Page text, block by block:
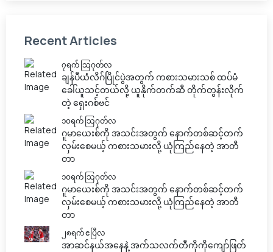
Recent Articles
၇ရက် သြဂုတ်လ
ချန်ပီယံလိဂ်ပြိုင်ပွဲအတွက် ကစားသမားသစ် ထပ်မံ
ခေါ်ယူသင့်တယ်လို့ ယူနိုက်တက်ဆီ တိုက်တွန်းလိုက်
တဲ့ ရှေးဂစ်ဗင်
၁၀ရက် သြဂုတ်လ
ဂူမာယေးစ်ကို အသင်းအတွက် နောက်တစ်ဆင့်တက်
လှမ်းစေမယ့် ကစားသမားလို့ ယုံကြည်နေတဲ့ အာတီ
တာ
၁၀ရက် သြဂုတ်လ
ဂူမာယေးစ်ကို အသင်းအတွက် နောက်တစ်ဆင့်တက်
လှမ်းစေမယ့် ကစားသမားလို့ ယုံကြည်နေတဲ့ အာတီ
တာ
၂၈ရက် ဧပြီလ
အာဆင်နယ်အနေနဲ့ အက်သလက်တီကိုကိုကျော်ဖြတ်